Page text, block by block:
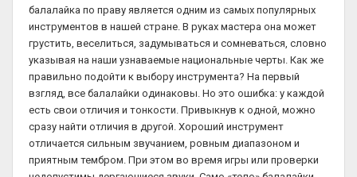
балалайка по праву является одним из самых популярных
инструментов в нашей стране. В руках мастера она может
грустить, веселиться, задумываться и сомневаться, словно
указывая на наши узнаваемые национальные черты. Как же
правильно подойти к выбору инструмента? На первый
взгляд, все балалайки одинаковы. Но это ошибка: у каждой
есть свои отличия и тонкости. Привыкнув к одной, можно
сразу найти отличия в другой. Хороший инструмент
отличается сильным звучанием, ровным диапазоном и
приятным тембром. При этом во время игры или проверки